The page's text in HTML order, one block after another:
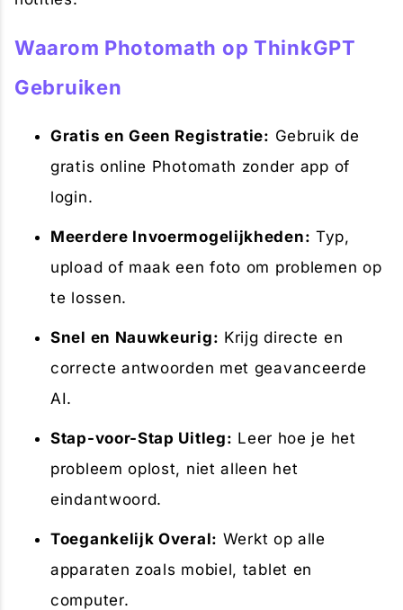
Waarom Photomath op ThinkGPT
Gebruiken
Gratis en Geen Registratie: Gebruik de
gratis online Photomath zonder app of
login.
Meerdere Invoermogelijkheden: Typ,
upload of maak een foto om problemen op
te lossen.
Snel en Nauwkeurig: Krijg directe en
correcte antwoorden met geavanceerde
AI.
Stap-voor-Stap Uitleg: Leer hoe je het
probleem oplost, niet alleen het
eindantwoord.
Toegankelijk Overal: Werkt op alle
apparaten zoals mobiel, tablet en
computer.